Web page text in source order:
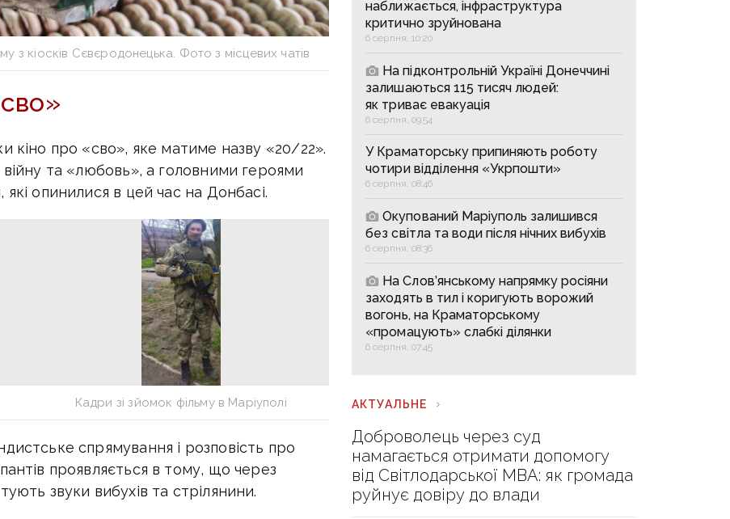
з кіосків Сєвєродонецька. Фото з місцевих чатів
кіно про «сво», яке матиме назву «20/22».
війну та «любовь», а головними героями
опинилися в цей час на Донбасі.
Кадри зі зйомок фільму в Маріуполі
спрямування і розповість про
проявляється в тому, що через
звуки вибухів та стрілянини.
наближається, інфраструктура
критично зруйнована
6 серпня, 10:20
На підконтрольній Україні Донеччині
залишаються 115 тисяч людей:
як триває евакуація
6 серпня, 09:54
У Краматорську припиняють роботу
чотири відділення «Укрпошти»
6 серпня, 08:46
Окупований Маріуполь залишився
без світла та води після нічних вибухів
6 серпня, 08:36
На Слов’янському напрямку росіяни
заходять в тил і коригують ворожий
вогонь, на Краматорському
«промацують» слабкі ділянки
6 серпня, 07:45
АКТУАЛЬНЕ
Доброволець через суд
намагається отримати допомогу
від Світлодарської МВА: як громада
руйнує довіру до влади